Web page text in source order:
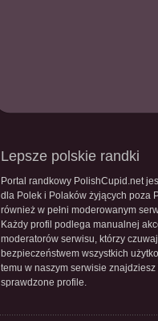
Lepsze polskie randki
Portal randkowy PolishCupid.net
dla Polek i Polaków żyjących poza
również w pełni moderowanym
Każdy profil podlega manualnej
moderatorów serwisu, którzy
bezpieczeństwem wszystkich
temu w naszym serwisie
sprawdzone profile.